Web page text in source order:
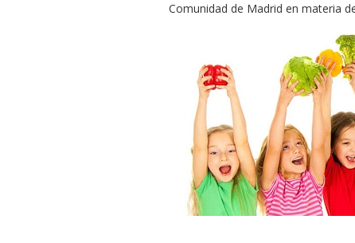
Comunidad de Madrid en materia